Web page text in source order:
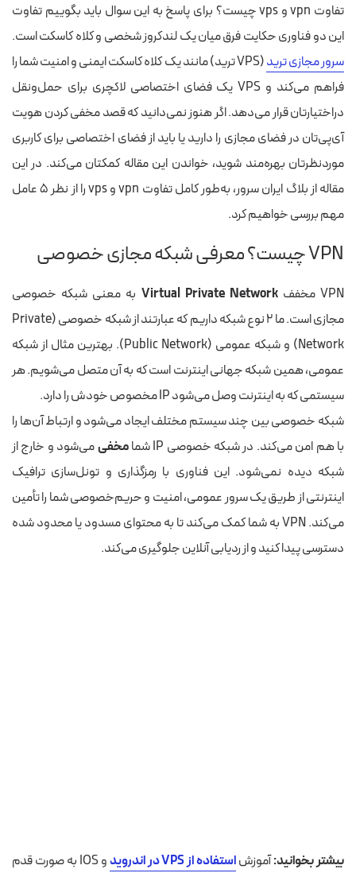
تفاوت vpn و vps چیست؟ برای پاسخ به این سوال باید بگوییم تفاوت
این دو فناوری حکایت فرق میان یک لندکروز شخصی و کلاه کاسکت است.
سرور مجازی ترید
(VPS ترید) مانند یک کلاه کاسکت ایمنی و امنیت شما را
فراهم می‌کند و VPS یک فضای اختصاصی لاکچری برای حمل‌ونقل
دراختیارتان قرار می‌دهد. اگر هنوز نمی‌دانید که قصد مخفی‌ کردن هویت
آی‌پی‌تان در فضای مجازی را دارید یا باید از فضای اختصاصی برای کاربری
موردنظرتان بهره‌مند شوید، خواندن این مقاله کمکتان می‌کند. در این
مقاله از بلاگ ایران سرور، به‌طور کامل تفاوت vpn و vps را از نظر ۵ عامل
مهم بررسی خواهیم کرد.
VPN چیست؟ معرفی شبکه مجازی خصوصی
VPN مخفف Virtual Private Network به معنی شبکه خصوصی
مجازی است. ما ۲ نوع شبکه داریم که عبارتند از شبکه خصوصی (Private
Network) و شبکه عمومی (Public Network). بهترین مثال از شبکه
عمومی، همین شبکه جهانی اینترنت است که به آن متصل می‌شویم. هر
سیستمی که به اینترنت وصل می‌شود IP مخصوص خودش را دارد.
شبکه خصوصی بین چند سیستم مختلف ایجاد می‌شود و ارتباط آن‌ها را
با هم امن می‌کند. در شبکه خصوصی IP شما
مخفیمی‌شود و خارج از
شبکه دیده نمی‌شود. این فناوری با رمزگذاری و تونل‌سازی ترافیک
اینترنتی از طریق یک سرور عمومی، امنیت و حریم‌خصوصی شما را تأمین
می‌کند. VPN به شما کمک می‌کند تا به محتوای مسدود یا محدود شده
دسترسی پیدا کنید و از ردیابی آنلاین جلوگیری می‌کند.
بیشتر بخوانید:آموزشاستفاده از VPS در اندروید
و IOS به صورت قدم